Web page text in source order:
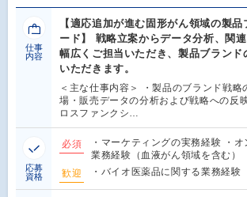
仕事
内容
【適応追加が進む固形がん領域の製品
ード】 戦略立案からデータ分析、関
幅広くご担当いただき、製品ブランド
いただきます。
＜主な仕事内容＞ ・製品のブランド戦略
場・販売データの分析および戦略への反
ロスファンクシ…
応募
資格
必須
・マーケティングの実務経験 ・
業務経験（血液がん領域を含む）
歓迎
・バイオ医薬品に関する業務経験